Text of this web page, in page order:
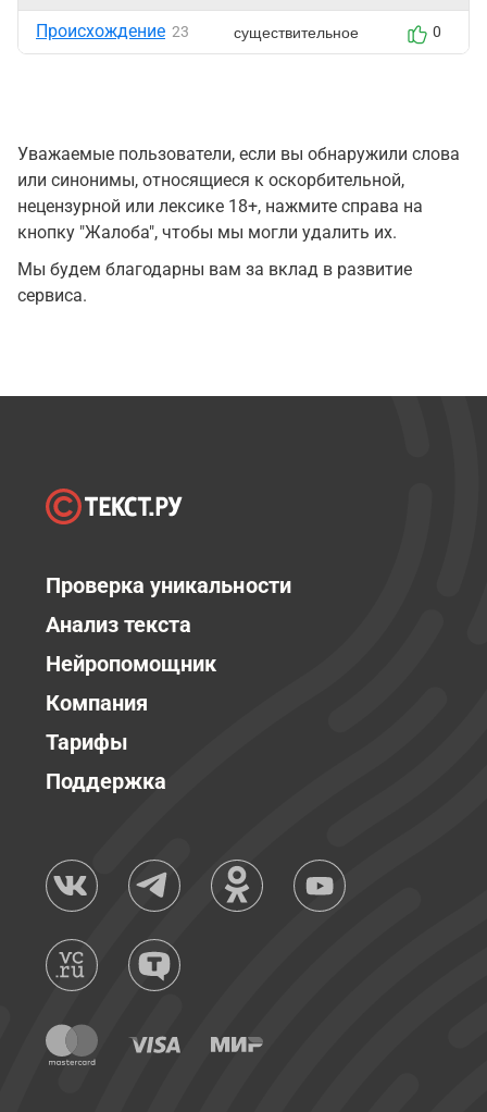
Происхождение 23 существительное 0
Уважаемые пользователи, если вы обнаружили слова
или синонимы, относящиеся к оскорбительной,
нецензурной или лексике 18+, нажмите справа на
кнопку "Жалоба", чтобы мы могли удалить их.
Мы будем благодарны вам за вклад в развитие
сервиса.
Проверка уникальности
Анализ текста
Нейропомощник
Компания
Тарифы
Поддержка